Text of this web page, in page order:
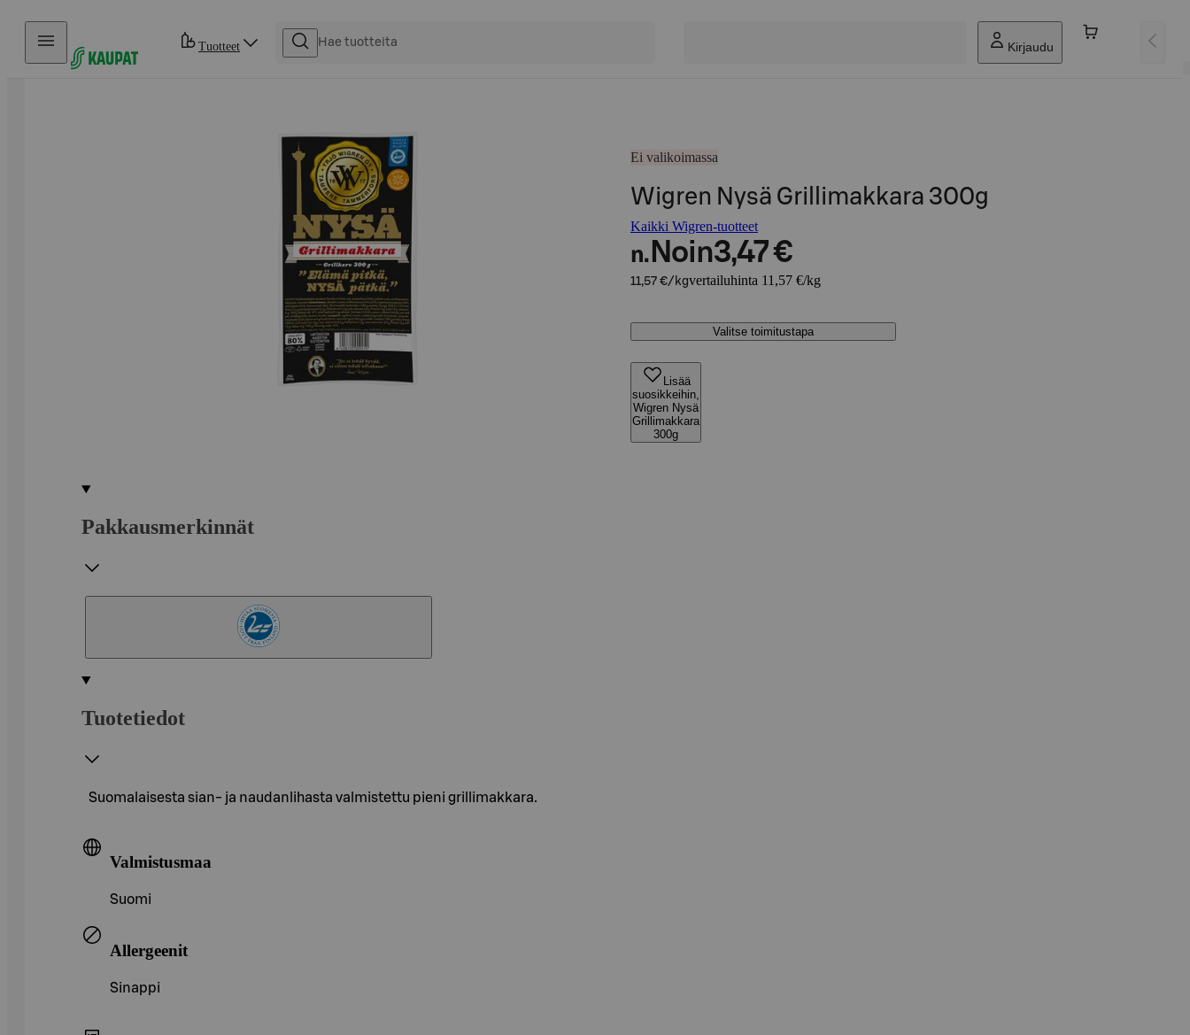
Hyppää sisältöön
Tuotteet Kirjaudu
Ei valikoimassa
Wigren Nysä Grillimakkara 300g
Kaikki Wigren-tuotteet
n. Noin3,47 €
11,57 €/kgvertailuhinta 11,57 €/kg
Valitse toimitustapa
Lisää
suosikkeihin,
Wigren Nysä
Grillimakkara
300g
Pakkausmerkinnät
Tuotetiedot
Suomalaisesta sian- ja naudanlihasta valmistettu pieni grillimakkara.
Valmistusmaa
Suomi
Allergeenit
Sinappi